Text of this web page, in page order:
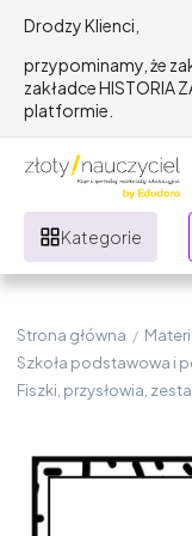
Drodzy Klienci,
przypominamy, że
zakładce HISTORIA
platformie.
Kategorie
Strona główna /
Szkoła podstawowa i
Fiszki, przysłowia,